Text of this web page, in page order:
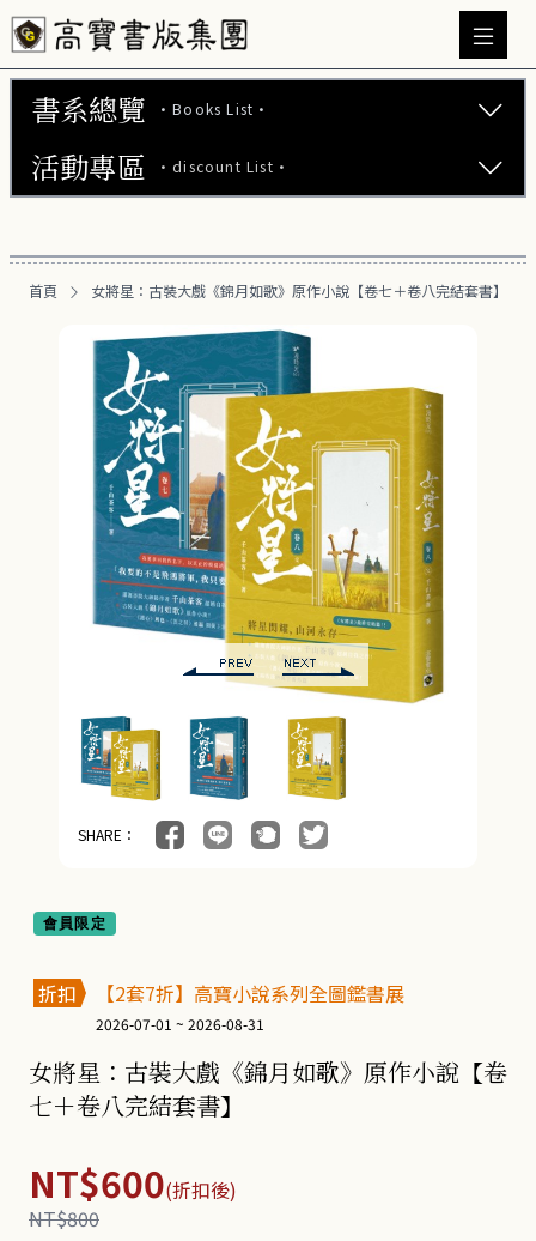
書系總覽 ·Books List·
文學小說 (737)
醫療保健 (55)
親子教養 (13)
人文史哲 (73)
活動專區 ·discount List·
【2本7折】高寶小說系列全圖鑑書展
【2套7折】高寶小說系列全圖鑑書展
【66折】高寶小說系列全圖鑑書展
首頁 女將星：古裝大戲《錦月如歌》原作小說【卷七＋卷八完結套書】
SHARE：
會員限定
折扣 【2套7折】高寶小說系列全圖鑑書展
2026-07-01 ~ 2026-08-31
女將星：古裝大戲《錦月如歌》原作小說【卷
七＋卷八完結套書】
NT$600(折扣後)
NT$800